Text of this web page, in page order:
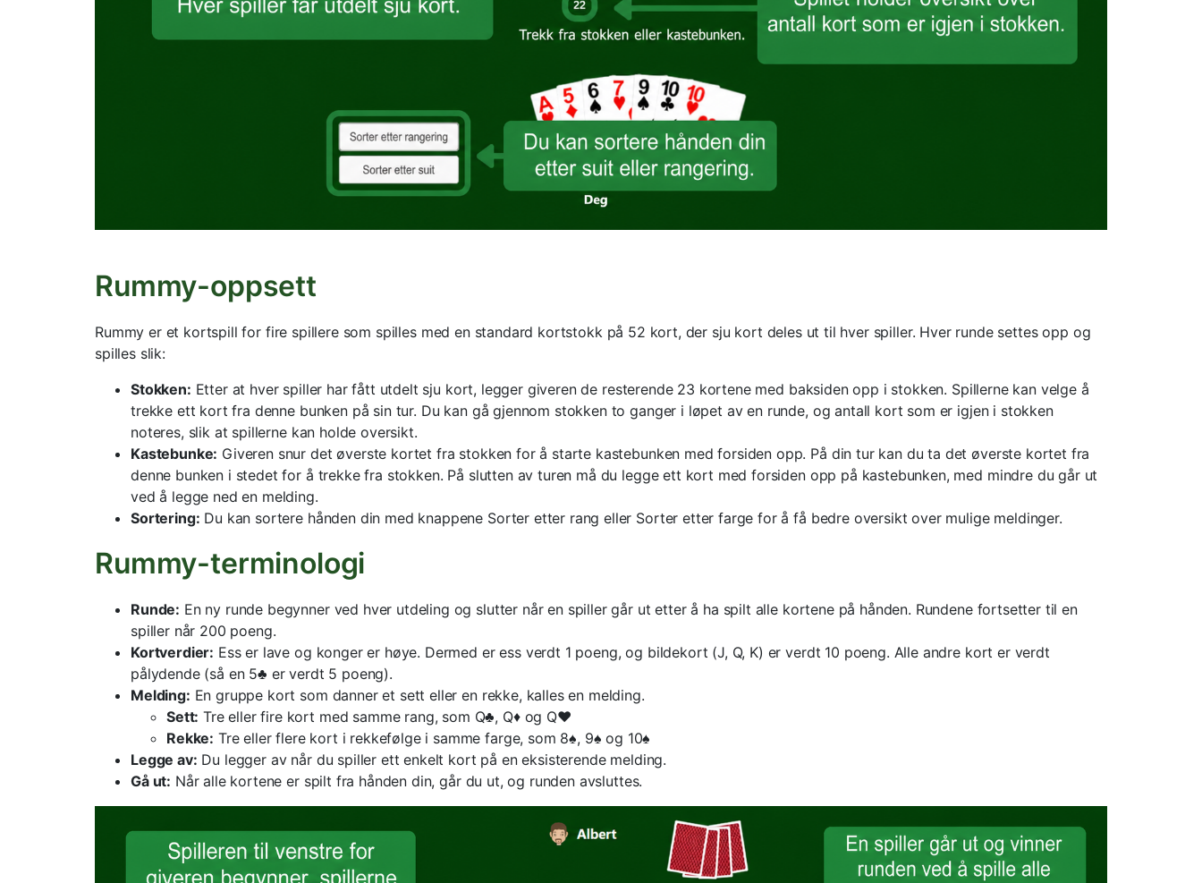
Rummy-oppsett
Rummy er et kortspill for fire spillere som spilles med en standard kortstokk på 52 kort, der sju kort deles ut til hver spiller. Hver runde settes opp og
spilles slik:
Stokken: Etter at hver spiller har fått utdelt sju kort, legger giveren de resterende 23 kortene med baksiden opp i stokken. Spillerne kan velge å
trekke ett kort fra denne bunken på sin tur. Du kan gå gjennom stokken to ganger i løpet av en runde, og antall kort som er igjen i stokken
noteres, slik at spillerne kan holde oversikt.
Kastebunke: Giveren snur det øverste kortet fra stokken for å starte kastebunken med forsiden opp. På din tur kan du ta det øverste kortet fra
denne bunken i stedet for å trekke fra stokken. På slutten av turen må du legge ett kort med forsiden opp på kastebunken, med mindre du går ut
ved å legge ned en melding.
Sortering: Du kan sortere hånden din med knappene Sorter etter rang eller Sorter etter farge for å få bedre oversikt over mulige meldinger.
Rummy-terminologi
Runde: En ny runde begynner ved hver utdeling og slutter når en spiller går ut etter å ha spilt alle kortene på hånden. Rundene fortsetter til en
spiller når 200 poeng.
Kortverdier: Ess er lave og konger er høye. Dermed er ess verdt 1 poeng, og bildekort (J, Q, K) er verdt 10 poeng. Alle andre kort er verdt
pålydende (så en 5♣ er verdt 5 poeng).
Melding: En gruppe kort som danner et sett eller en rekke, kalles en melding.
Sett: Tre eller fire kort med samme rang, som Q♣, Q♦ og Q♥
Rekke: Tre eller flere kort i rekkefølge i samme farge, som 8♠, 9♠ og 10♠
Legge av: Du legger av når du spiller ett enkelt kort på en eksisterende melding.
Gå ut: Når alle kortene er spilt fra hånden din, går du ut, og runden avsluttes.